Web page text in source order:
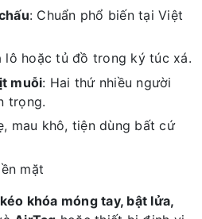
: Chuẩn phổ biến tại Việt
lô hoặc tủ đồ trong ký túc xá.
muỗi: Hai thứ nhiều người
trọng.
mau khô, tiện dùng bất cứ
mặt
kéo khóa móng tay, bật lửa,